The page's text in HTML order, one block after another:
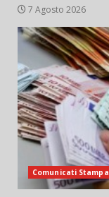
7 Agosto 2026
Comunicati Stampa